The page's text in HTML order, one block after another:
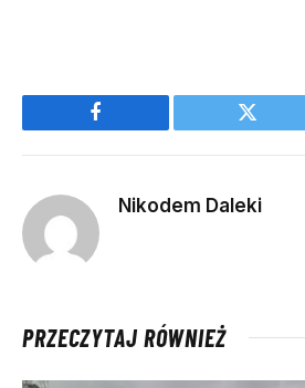
Facebook Twitter
Nikodem Daleki
PRZECZYTAJ RÓWNIEŻ